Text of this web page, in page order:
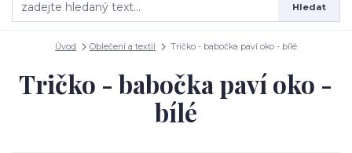
Hledat
Úvod Oblečení a textil Tričko - babočka paví oko - bílé
Tričko - babočka paví oko -
bílé